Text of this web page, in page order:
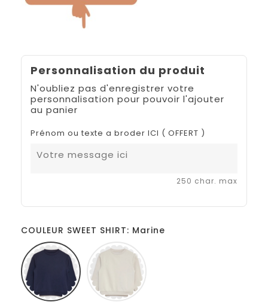
Personnalisation du produit
N'oubliez pas d'enregistrer votre
personnalisation pour pouvoir l'ajouter
au panier
Prénom ou texte a broder ICI ( OFFERT )
250 char. max
COULEUR SWEET SHIRT: Marine
Marine